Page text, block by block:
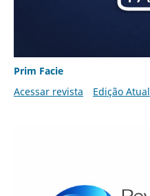
Prim Facie
Acessar revista
Edição Atual